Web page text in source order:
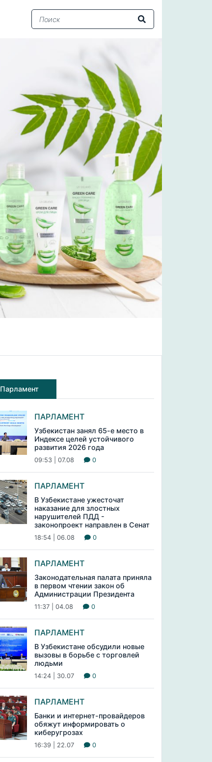
Парламент
ПАРЛАМЕНТ
Узбекистан занял 65-е место в
Индексе целей устойчивого
развития 2026 года
09:53 | 07.08 0
ПАРЛАМЕНТ
В Узбекистане ужесточат
наказание для злостных
нарушителей ПДД -
законопроект направлен в Сенат
18:54 | 06.08 0
ПАРЛАМЕНТ
Законодательная палата приняла
в первом чтении закон об
Администрации Президента
11:37 | 04.08 0
ПАРЛАМЕНТ
В Узбекистане обсудили новые
вызовы в борьбе с торговлей
людьми
14:24 | 30.07 0
ПАРЛАМЕНТ
Банки и интернет-провайдеров
обяжут информировать о
киберугрозах
16:39 | 22.07 0